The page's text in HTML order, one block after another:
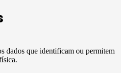
dados que identificam ou permitem